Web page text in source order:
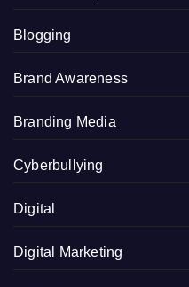
Blogging
Brand Awareness
Branding Media
Cyberbullying
Digital
Digital Marketing